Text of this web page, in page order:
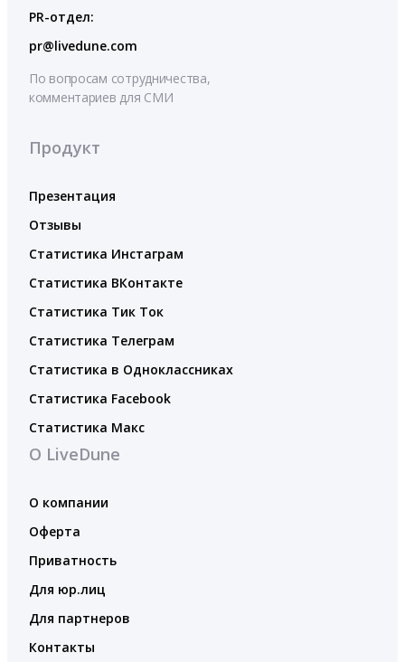
PR-отдел:
pr@livedune.com
По вопросам сотрудничества,
комментариев для СМИ
Продукт
Презентация
Отзывы
Статистика Инстаграм
Статистика ВКонтакте
Статистика Тик Ток
Статистика Телеграм
Статистика в Одноклассниках
Статистика Facebook
Статистика Макс
О LiveDune
О компании
Оферта
Приватность
Для юр.лиц
Для партнеров
Контакты